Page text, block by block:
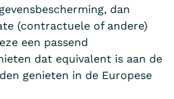
dan
(contractuele of andere)
een passend
dat equivalent is aan de
genieten in de Europese